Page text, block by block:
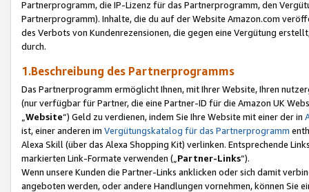
Partnerprogramm, die IP-Lizenz für das Partnerprogramm, den
Partnerprogramm). Inhalte, die du auf der Website Amazon.com
des Verbots von Kundenrezensionen, die gegen eine Vergütung
durch.
1.Beschreibung des Partnerprogramms
Das Partnerprogramm ermöglicht Ihnen, mit Ihrer Website, Ihren
(nur verfügbar für Partner, die eine Partner-ID für die Amazon UK
Website“) Geld zu verdienen, indem Sie Ihre Website mit einer der in
ist, einer anderen im Vergütungskatalog für das Partnerprogramm
Alexa Skill (über das Alexa Shopping Kit) verlinken. Entsprechende
markierten Link-Formate verwenden („ Partner-Links“).
Wenn unsere Kunden die Partner-Links anklicken oder sich damit
angeboten werden, oder andere Handlungen vornehmen, können Sie